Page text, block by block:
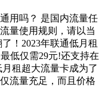
用吗？ 是国内流量任
量使用规则，请以当
！2023年联通低月租
低仅需29元!还支持在
租超大流量卡成为了
流量充足，而且价格